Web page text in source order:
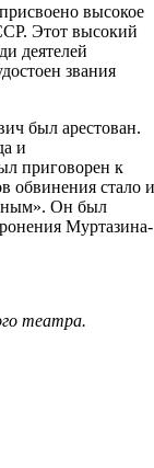
высокое
Этот высокий
деятелей
звания
был арестован.
и
приговорен к
обвинения стало и
Он был
Муртазина-
театра.